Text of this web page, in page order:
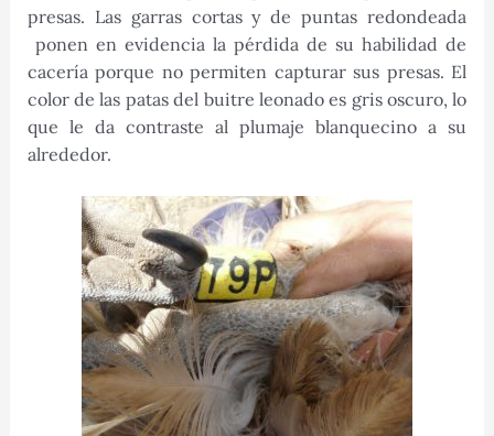
presas. Las garras cortas y de puntas redondeada
ponen en evidencia la pérdida de su habilidad de
cacería porque no permiten capturar sus presas. El
color de las patas del buitre leonado es gris oscuro, lo
que le da contraste al plumaje blanquecino a su
alrededor.